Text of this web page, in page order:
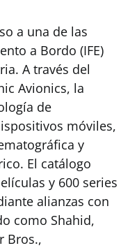
a una de las
a Bordo (IFE)
A través del
Avionics, la
de
móviles,
y
El catálogo
y 600 series
alianzas con
como Shahid,
Bros.,